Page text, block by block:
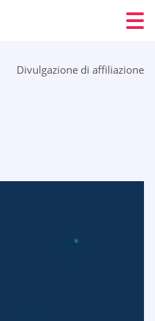
Divulgazione di affiliazione